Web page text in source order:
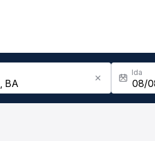
Ida